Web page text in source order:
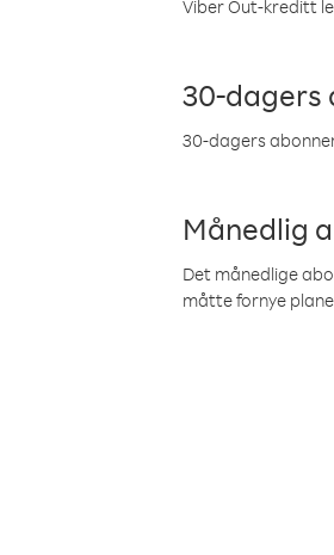
Viber Out-kreditt
30-dagers
30-dagers
Månedlig
Det månedlige
måtte fornye